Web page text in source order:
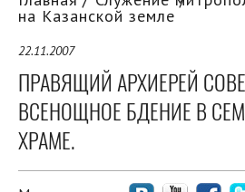
на Казанской земле
22.11.2007
ПРАВЯЩИЙ АРХИЕРЕЙ
ВСЕНОЩНОЕ БДЕНИЕ В
ХРАМЕ.